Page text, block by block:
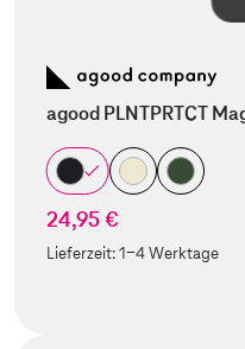
agood PLNTPRTCT
24,95 €
Lieferzeit:1-4 Werktage